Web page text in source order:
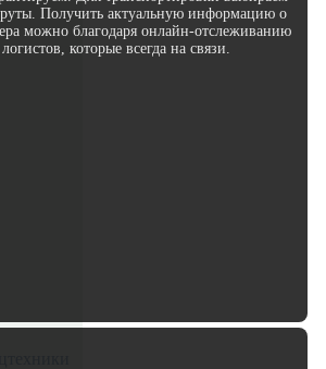
Получить актуальную информацию о
можно благодаря онлайн-отслеживанию
которые всегда на связи.